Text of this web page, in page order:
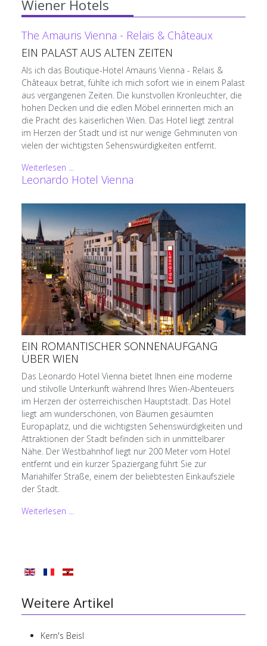
Wiener Hotels
The Amauris Vienna - Relais & Châteaux
EIN PALAST AUS ALTEN ZEITEN
Als ich das Boutique-Hotel Amauris Vienna - Relais &
Châteaux betrat, fühlte ich mich sofort wie in einem Palast
aus vergangenen Zeiten. Die kunstvollen Kronleuchter, die
hohen Decken und die edlen Möbel erinnerten mich an
die Pracht des kaiserlichen Wien. Das Hotel liegt zentral
im Herzen der Stadt und ist nur wenige Gehminuten von
vielen der wichtigsten Sehenswürdigkeiten entfernt.
Weiterlesen ...
Leonardo Hotel Vienna
EIN ROMANTISCHER SONNENAUFGANG
ÜBER WIEN
Das Leonardo Hotel Vienna bietet Ihnen eine moderne
und stilvolle Unterkunft während Ihres Wien-Abenteuers
im Herzen der österreichischen Hauptstadt. Das Hotel
liegt am wunderschönen, von Bäumen gesäumten
Europaplatz, und die wichtigsten Sehenswürdigkeiten und
Attraktionen der Stadt befinden sich in unmittelbarer
Nähe. Der Westbahnhof liegt nur 200 Meter vom Hotel
entfernt und ein kurzer Spaziergang führt Sie zur
Mariahilfer Straße, einem der beliebtesten Einkaufsziele
der Stadt.
Weiterlesen ...
Weitere Artikel
Kern's Beisl